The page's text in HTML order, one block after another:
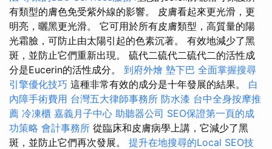
有類型的膚色免受紫外線的影響。 皮膚看起來更光滑，更
明亮，曬黑更光滑。 它可用於所有皮膚類型，高質量的陽
光霜臉，可防止由太陽引起的色素沉著。 有效地減少了黑
斑，並防止它們重新出現。 硫代二硫代二硫代二的活性成
分是Eucerin的活性成分。 到府外燴 墊下巴 全面掌握搜尋
引擎優化技巧 這種非常有效的成分是十年發展的結果。 白
內障手術費用 台灣五大律師事務所 防水漆 台中全身按摩推
薦 冷凍櫃 嘉義月子中心 助聽器公司 SEO保證第一頁的成
功策略 會計事務所 從臨床和皮膚病學上講，它減少了黑
斑，並防止它們再次發展。 提升在地搜尋的Local SEO技